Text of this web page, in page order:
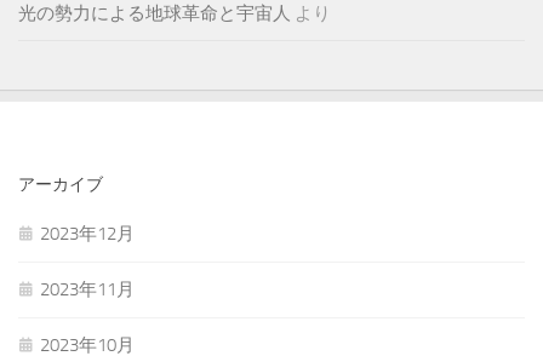
光の勢力による地球革命と宇宙人 より
アーカイブ
2023年12月
2023年11月
2023年10月